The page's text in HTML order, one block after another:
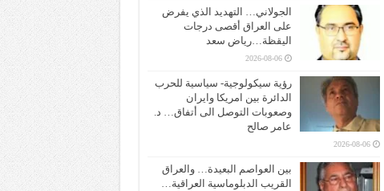
الجولاني… التهديد الذي يفرض
على العراق أقصى درجات
اليقظة…رياض سعد
2026-08-06
رؤية سيكولوجية- سياسية للحرب
الدائرة بين امريكا وايران
وصعوبات التوصل الى أتفاق… د.
عامر صالح
2026-08-06
بين العواصم البعيدة… والعراق
القريب الدبلوماسية العراقية…